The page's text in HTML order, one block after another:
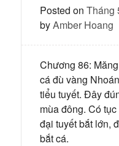
Posted on Tháng
byAmber Hoang
Chương 86:
cá đù vàng
tiểu tuyết. Đây
mùa đông. Có
đại tuyết bắt lớn,
bắt cá.